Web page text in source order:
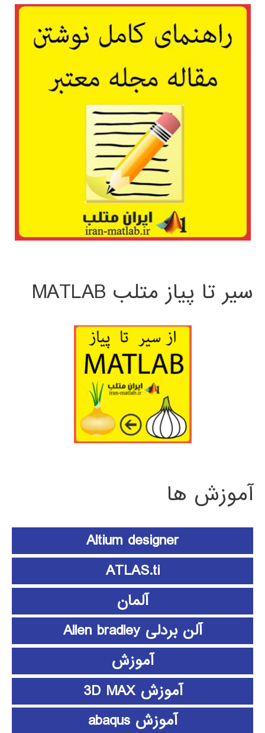
سیر تا پیاز متلب MATLAB
آموزش ها
Altium designer
ATLAS.ti
آلمان
آلن بردلی Allen bradley
آموزش
آموزش 3D MAX
آموزش abaqus